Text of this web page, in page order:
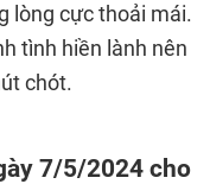
lòng cực thoải mái.
tình hiền lành nên
chót.
7/5/2024 cho